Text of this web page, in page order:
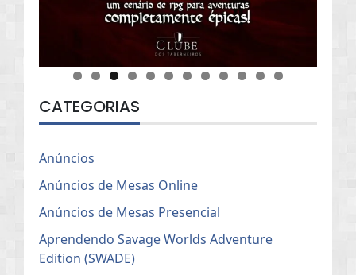
CATEGORIAS
Anúncios
Anúncios de Mesas Online
Anúncios de Mesas Presencial
Aprendendo Savage Worlds Adventure
Edition (SWADE)